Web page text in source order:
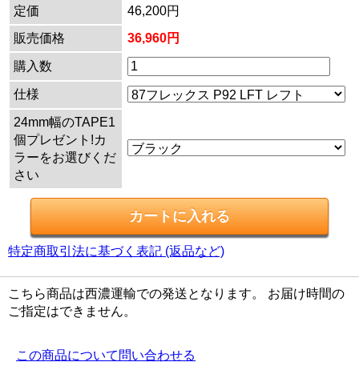
定価
46,200円
販売価格
36,960円
購入数
仕様
24mm幅のTAPE1
個プレゼント!カ
ラーをお選びくだ
さい
特定商取引法に基づく表記 (返品など)
こちら商品は西濃運輸での発送となります。 お届け時間の
ご指定はできません。
この商品について問い合わせる